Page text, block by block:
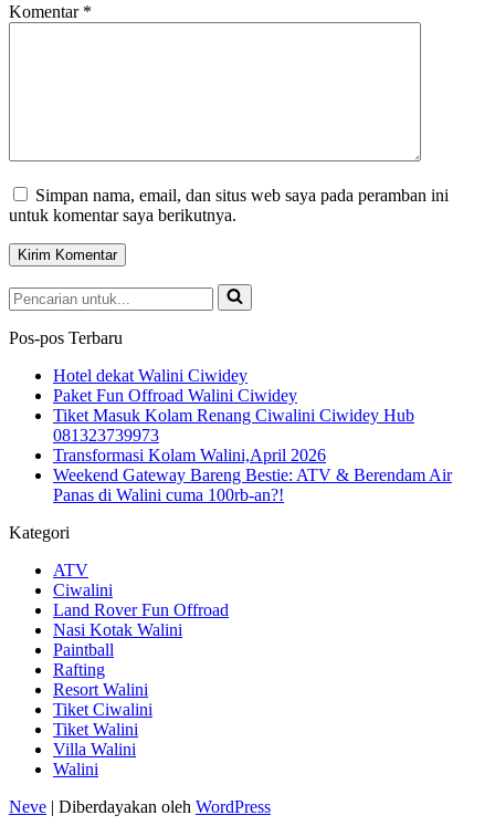
Komentar *
Simpan nama, email, dan situs web saya pada peramban ini
untuk komentar saya berikutnya.
Pencarian
untuk...
Pos-pos Terbaru
Hotel dekat Walini Ciwidey
Paket Fun Offroad Walini Ciwidey
Tiket Masuk Kolam Renang Ciwalini Ciwidey Hub
081323739973
Transformasi Kolam Walini,April 2026
Weekend Gateway Bareng Bestie: ATV & Berendam Air
Panas di Walini cuma 100rb-an?!
Kategori
ATV
Ciwalini
Land Rover Fun Offroad
Nasi Kotak Walini
Paintball
Rafting
Resort Walini
Tiket Ciwalini
Tiket Walini
Villa Walini
Walini
Neve | Diberdayakan oleh WordPress